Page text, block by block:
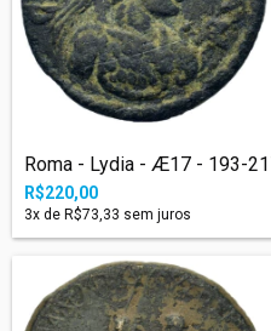
Roma - Lydia - Æ17 - 193-
R$220,00
3x de R$73,33 sem juros